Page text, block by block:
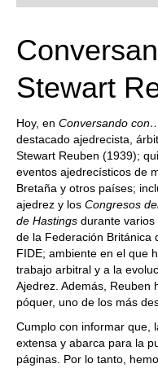
train more efficiently,
Stewart
Hoy, en Conversando
destacado ajedrecista,
Stewart Reuben (1939);
eventos ajedrecísticos de
Bretaña y otros países;
ajedrez y los Congresos
de Hastings durante varios
de la Federación Británica
FIDE; ambiente en el que
trabajo arbitral y a la
Ajedrez. Además, Reuben
póquer, uno de los más
Cumplo con informar que,
extensa y abarca para la
páginas. Por lo tanto,